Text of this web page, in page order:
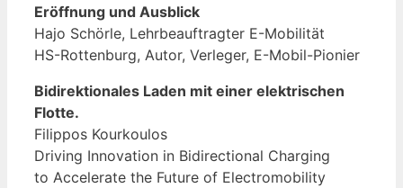
Eröffnung und Ausblick
Hajo Schörle, Lehrbeauftragter E-Mobilität
HS-Rottenburg, Autor, Verleger, E-Mobil-Pionier
Bidirektionales Laden mit einer elektrischen
Flotte.
Filippos Kourkoulos
Driving Innovation in Bidirectional Charging
to Accelerate the Future of Electromobility